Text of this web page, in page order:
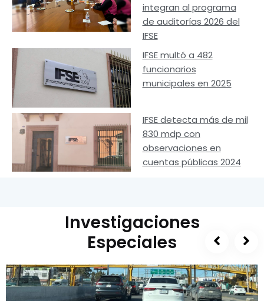
integran al programa
de auditorías 2026 del
IFSE
IFSE multó a 482
funcionarios
municipales en 2025
IFSE detecta más de mil
830 mdp con
observaciones en
cuentas públicas 2024
Investigaciones
Especiales